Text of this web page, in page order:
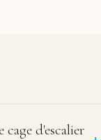
d'escalier